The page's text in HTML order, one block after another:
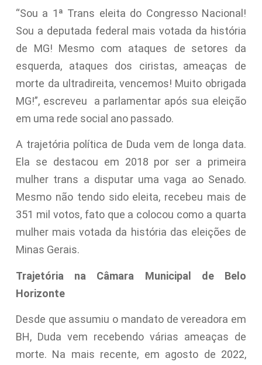
“Sou a 1ª Trans eleita do Congresso Nacional!
Sou a deputada federal mais votada da história
de MG! Mesmo com ataques de setores da
esquerda, ataques dos ciristas, ameaças de
morte da ultradireita, vencemos! Muito obrigada
MG!”, escreveu a parlamentar após sua eleição
em uma rede social ano passado.
A trajetória política de Duda vem de longa data.
Ela se destacou em 2018 por ser a primeira
mulher trans a disputar uma vaga ao Senado.
Mesmo não tendo sido eleita, recebeu mais de
351 mil votos, fato que a colocou como a quarta
mulher mais votada da história das eleições de
Minas Gerais.
Trajetória na Câmara Municipal de Belo
Horizonte
Desde que assumiu o mandato de vereadora em
BH, Duda vem recebendo várias ameaças de
morte. Na mais recente, em agosto de 2022,